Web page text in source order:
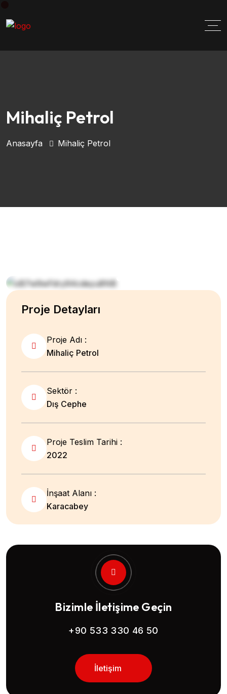
Mihaliç Petrol
Anasayfa Mihaliç Petrol
Proje Detayları
Proje Adı :
Mihaliç Petrol
Sektör :
Dış Cephe
Proje Teslim Tarihi :
2022
İnşaat Alanı :
Karacabey
Bizimle İletişime Geçin
+90 533 330 46 50
İletişim